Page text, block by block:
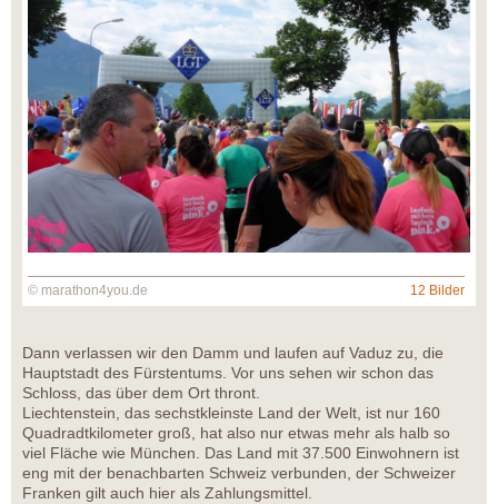
© marathon4you.de 12 Bilder
Dann verlassen wir den Damm und laufen auf Vaduz zu, die
Hauptstadt des Fürstentums. Vor uns sehen wir schon das
Schloss, das über dem Ort thront.
Liechtenstein, das sechstkleinste Land der Welt, ist nur 160
Quadradtkilometer groß, hat also nur etwas mehr als halb so
viel Fläche wie München. Das Land mit 37.500 Einwohnern ist
eng mit der benachbarten Schweiz verbunden, der Schweizer
Franken gilt auch hier als Zahlungsmittel.